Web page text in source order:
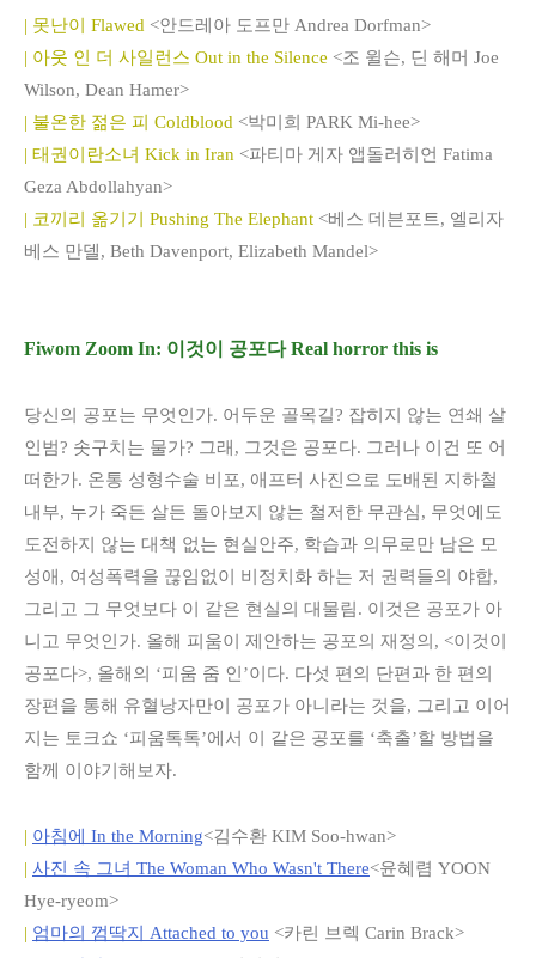
| 못난이 Flawed <안드레아 도프만 Andrea Dorfman>
| 아웃 인 더 사일런스 Out in the Silence <조 윌슨, 딘 해머 Joe
Wilson, Dean Hamer>
| 불온한 젊은 피 Coldblood <박미희 PARK Mi-hee>
| 태권이란소녀 Kick in Iran <파티마 게자 앱돌러히언 Fatima
Geza Abdollahyan>
| 코끼리 옮기기 Pushing The Elephant <베스 데븐포트, 엘리자
베스 만델, Beth Davenport, Elizabeth Mandel>
Fiwom Zoom In: 이것이 공포다 Real horror this is
당신의 공포는 무엇인가. 어두운 골목길? 잡히지 않는 연쇄 살
인범? 솟구치는 물가? 그래, 그것은 공포다. 그러나 이건 또 어
떠한가. 온통 성형수술 비포, 애프터 사진으로 도배된 지하철
내부, 누가 죽든 살든 돌아보지 않는 철저한 무관심, 무엇에도
도전하지 않는 대책 없는 현실안주, 학습과 의무로만 남은 모
성애, 여성폭력을 끊임없이 비정치화 하는 저 권력들의 야합,
그리고 그 무엇보다 이 같은 현실의 대물림. 이것은 공포가 아
니고 무엇인가. 올해 피움이 제안하는 공포의 재정의, <이것이
공포다>, 올해의 ‘피움 줌 인’이다. 다섯 편의 단편과 한 편의
장편을 통해 유혈낭자만이 공포가 아니라는 것을, 그리고 이어
지는 토크쇼 ‘피움톡톡’에서 이 같은 공포를 ‘축출’할 방법을
함께 이야기해보자.
| 아침에 In the Morning<김수환 KIM Soo-hwan>
| 사진 속 그녀 The Woman Who Wasn't There<윤혜렴 YOON
Hye-ryeom>
| 엄마의 껌딱지 Attached to you <카린 브렉 Carin Brack>